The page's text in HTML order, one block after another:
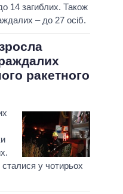
14 загиблих. Також
– до 27 осіб.
ракетного
у чотирьох